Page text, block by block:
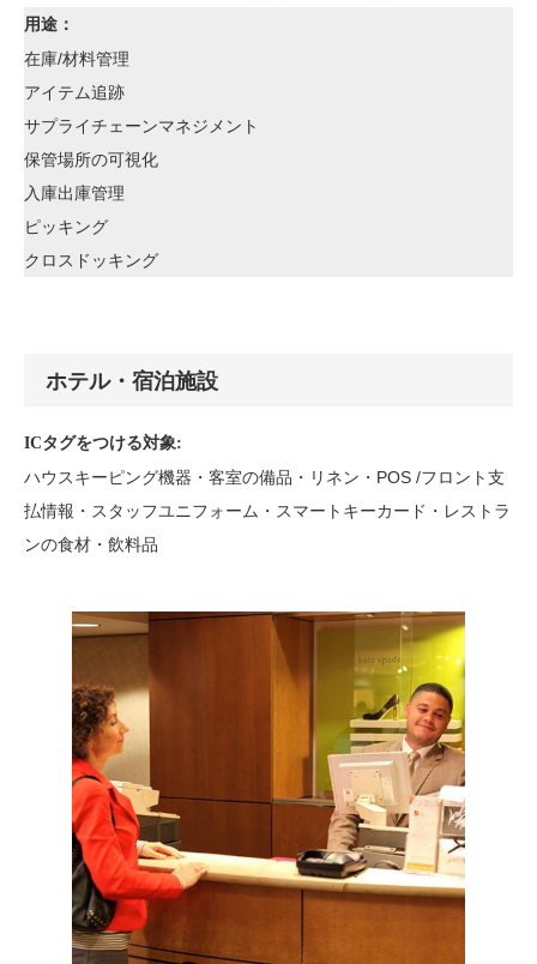
用途：
在庫/材料管理
アイテム追跡
サプライチェーンマネジメント
保管場所の可視化
入庫出庫管理
ピッキング
クロスドッキング
ホテル・宿泊施設
ICタグをつける対象:
ハウスキーピング機器・客室の備品・リネン・POS /フロント支
払情報・スタッフユニフォーム・スマートキーカード・レストラ
ンの食材・飲料品